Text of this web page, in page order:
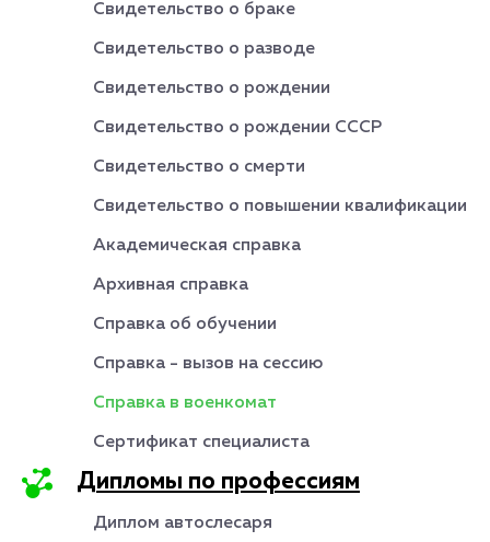
Свидетельство о браке
Свидетельство о разводе
Свидетельство о рождении
Свидетельство о рождении СССР
Свидетельство о смерти
Свидетельство о повышении квалификации
Академическая справка
Архивная справка
Справка об обучении
Справка - вызов на сессию
Справка в военкомат
Сертификат специалиста
Дипломы по профессиям
Диплом автослесаря